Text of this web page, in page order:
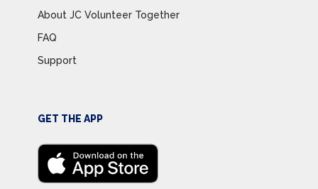
About JC Volunteer Together
FAQ
Support
GET THE APP